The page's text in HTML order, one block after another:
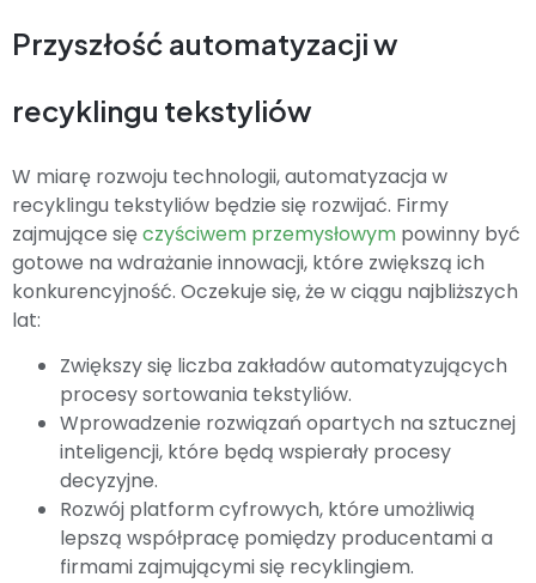
Przyszłość automatyzacji w
recyklingu tekstyliów
W miarę rozwoju technologii, automatyzacja w
recyklingu tekstyliów będzie się rozwijać. Firmy
zajmujące sięczyściwem przemysłowym powinny być
gotowe na wdrażanie innowacji, które zwiększą ich
konkurencyjność. Oczekuje się, że w ciągu najbliższych
lat:
Zwiększy się liczba zakładów automatyzujących
procesy sortowania tekstyliów.
Wprowadzenie rozwiązań opartych na sztucznej
inteligencji, które będą wspierały procesy
decyzyjne.
Rozwój platform cyfrowych, które umożliwią
lepszą współpracę pomiędzy producentami a
firmami zajmującymi się recyklingiem.